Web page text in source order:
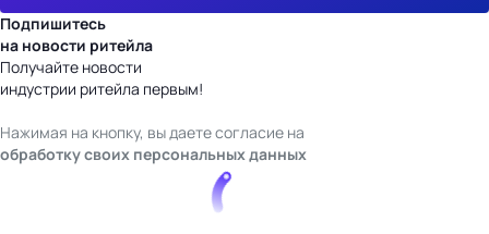
Подпишитесь
на новости ритейла
Получайте новости
индустрии ритейла первым!
Нажимая на кнопку, вы даете согласие на
обработку своих персональных данных